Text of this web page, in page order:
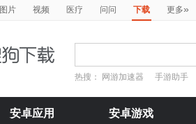
图片 视频 医疗 问问 下载 更多»
热搜： 网游加速器 手游助手
安卓应用 安卓游戏